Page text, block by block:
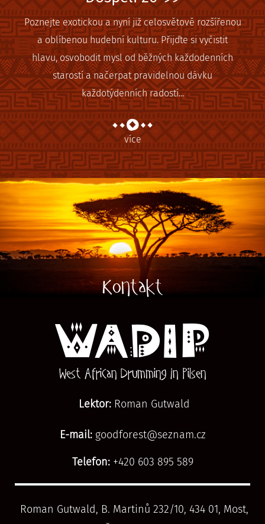
Poznejte exotickou a nyní již celosvětově rozšířenou
a oblíbenou hudební kulturu. Přijďte si vyčistit
hlavu, osvobodit mysl od běžných každodenních
starostí a načerpat pravidelnou dávku
každotýdenních radostí...
více
Kontakt
WADIP
West African Drumming In Pilsen
Lektor: Roman Gutwald
E-mail: goodforest@seznam.cz
Telefon:+420 603 895 589
Roman Gutwald, B. Martinů 232/10, 434 01, Most,